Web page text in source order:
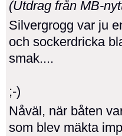
(Utdrag från MB-
Silvergrogg var ju
och sockerdricka
smak....
;-)
Nåväl, när båten
som blev mäkta